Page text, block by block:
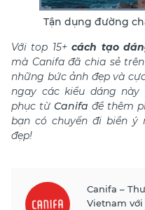
Tận dụng đường
Với top 15+cách tạo
mà Canifa đã chia sẻ
những bức ảnh đẹp và
ngay các kiểu dáng
phục từ Canifa để thêm
bạn có chuyến đi biển
đẹp!
Canifa –
Vietnam